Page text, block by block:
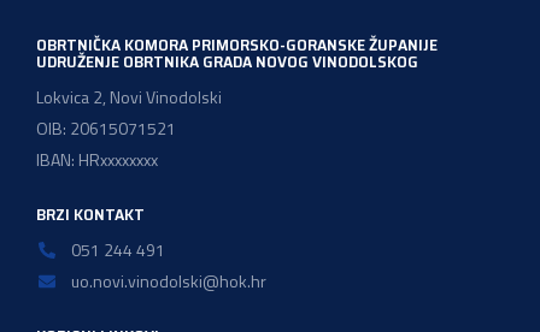
OBRTNIČKA KOMORA PRIMORSKO-GORANSKE ŽUPANIJE
UDRUŽENJE OBRTNIKA GRADA NOVOG VINODOLSKOG
Lokvica 2, Novi Vinodolski
OIB: 20615071521
IBAN: HRxxxxxxxx
BRZI KONTAKT
051 244 491
uo.novi.vinodolski@hok.hr